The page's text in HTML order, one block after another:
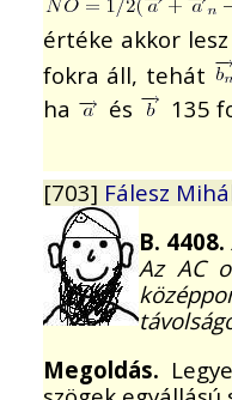
értéke akkor
fokra áll, tehát
ha
és 135
[703] Fálesz
B. 4408.
Az AC
Megoldás.